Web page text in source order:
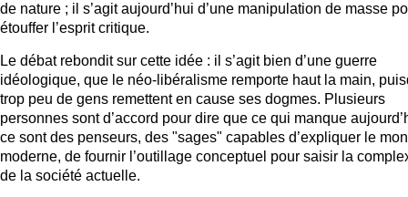
de nature ; il s’agit aujourd’hui d’une manipulation de masse
étouffer l’esprit critique.
Le débat rebondit sur cette idée : il s’agit bien d’une guerre
idéologique, que le néo-libéralisme remporte haut la main,
trop peu de gens remettent en cause ses dogmes. Plusieurs
personnes sont d’accord pour dire que ce qui manque
ce sont des penseurs, des "sages" capables d’expliquer le
moderne, de fournir l’outillage conceptuel pour saisir la
de la société actuelle.